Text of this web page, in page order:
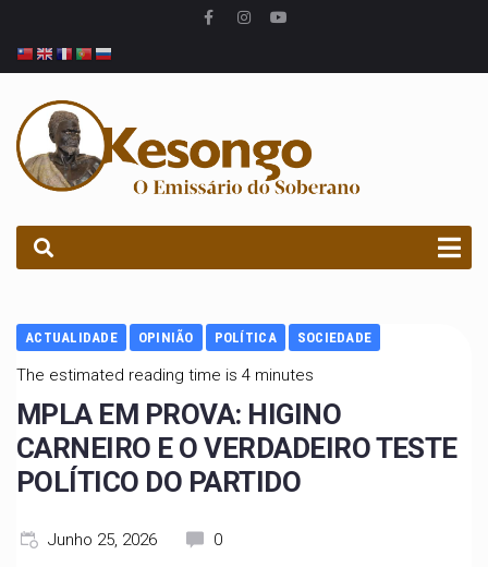
ACTUALIDADE OPINIÃO POLÍTICA SOCIEDADE
The estimated reading time is 4 minutes
MPLA EM PROVA: HIGINO
CARNEIRO E O VERDADEIRO TESTE
POLÍTICO DO PARTIDO
Junho 25, 2026 0
PROCURAR